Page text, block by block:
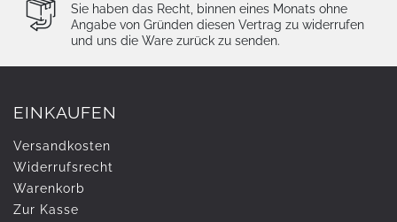
Sie haben das Recht, binnen eines Monats ohne
Angabe von Gründen diesen Vertrag zu widerrufen
und uns die Ware zurück zu senden.
EINKAUFEN
Versandkosten
Widerrufs­recht
Warenkorb
Zur Kasse